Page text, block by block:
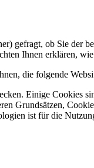
gefragt, ob Sie der
Ihnen erklären,
die folgende
Einige Cookies
Grundsätzen,
ist für die